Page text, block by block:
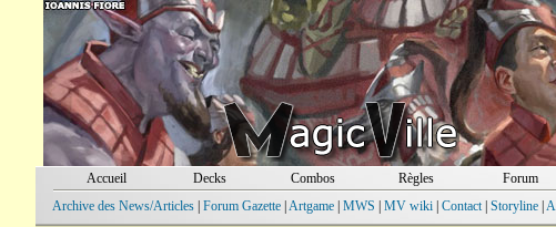
Accueil Decks Combos Règles Forum
Archive des News/Articles| Forum Gazette| Artgame| MWS MV wiki| Contact| Storyline|